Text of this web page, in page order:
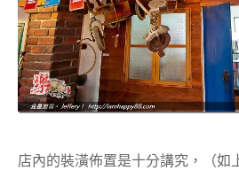
店內的裝潢佈置是十分講究，（如